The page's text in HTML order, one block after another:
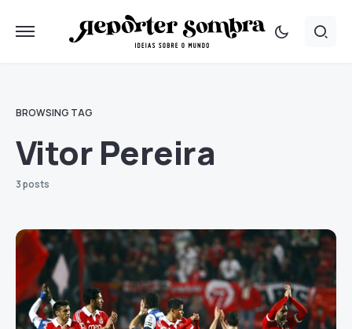
BROWSING TAG
Vitor Pereira
3 posts